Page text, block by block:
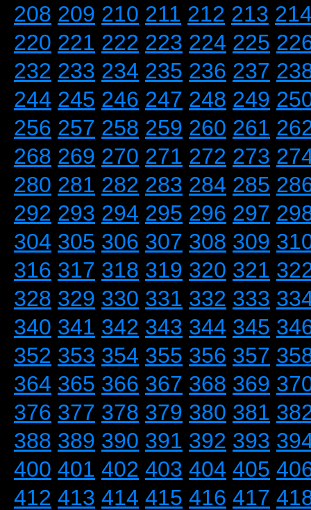
208 209 210 211 212 213
220 221 222 223 224 225
232 233 234 235 236 237
244 245 246 247 248 249
256 257 258 259 260 261
268 269 270 271 272 273
280 281 282 283 284 285
292 293 294 295 296 297
304 305 306 307 308 309
316 317 318 319 320 321
328 329 330 331 332 333
340 341 342 343 344 345
352 353 354 355 356 357
364 365 366 367 368 369
376 377 378 379 380 381
388 389 390 391 392 393
400 401 402 403 404 405
412 413 414 415 416 417